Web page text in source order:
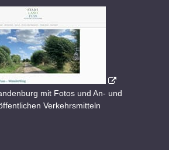
mit Fotos und An- und
Verkehrsmitteln